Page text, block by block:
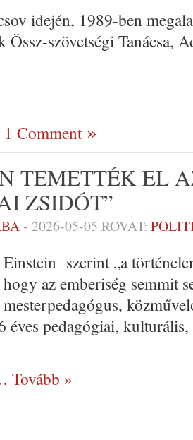
idején, 1989-ben
Össz-szövetségi Tanácsa,
1 Comment
TEMETTÉK EL
ZSIDÓT”
- 2026-05-05 ROVAT:
Einstein szerint „a
hogy az emberiség semmit
mesterpedagógus,
éves pedagógiai,
Tovább »